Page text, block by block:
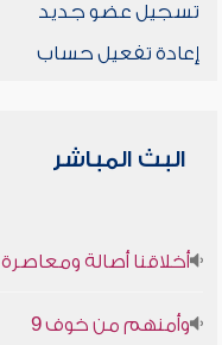
تسجيل عضو جديد
إعادة تفعيل حساب
البث المباشر
أخلاقنا أصالة ومعاصرة
وأمنهم من خوف 9